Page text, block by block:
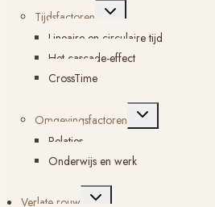
Tijdsfactoren
Toggle
submenu
Lineaire en circulaire tijd
Het cascade-effect
CrossTime
Omgevingsfactoren
Toggle
Relaties
Onderwijs en werk
Verlate rouw
Toggle